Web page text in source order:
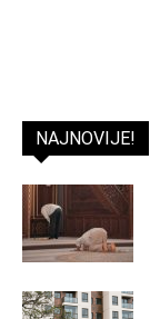
NAJNOVIJE!